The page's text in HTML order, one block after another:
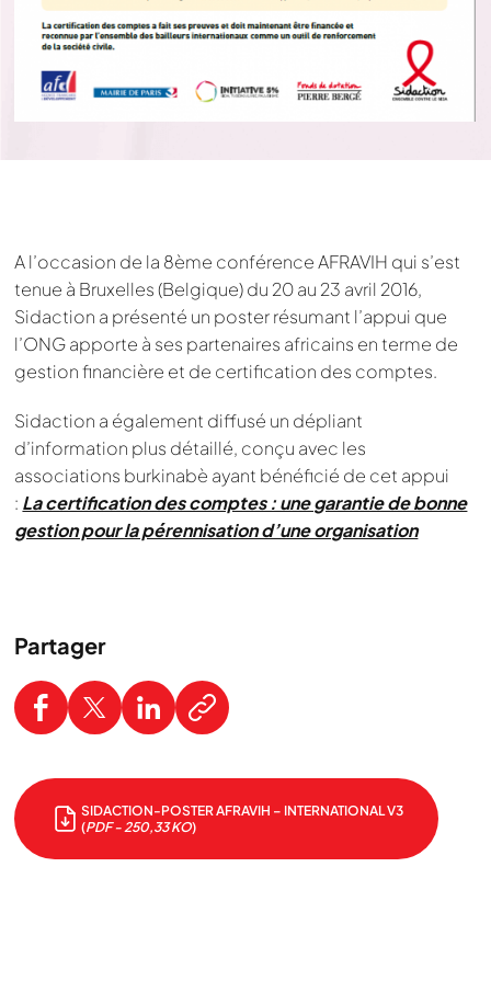
A l’occasion de la 8ème conférence AFRAVIH qui s’est
tenue à Bruxelles (Belgique) du 20 au 23 avril 2016,
Sidaction a présenté un poster résumant l’appui que
l’ONG apporte à ses partenaires africains en terme de
gestion financière et de certification des comptes.
Sidaction a également diffusé un dépliant
d’information plus détaillé, conçu avec les
associations burkinabè ayant bénéficié de cet appui
: La certification des comptes : une garantie de bonne
gestion pour la pérennisation d’une organisation
Partager
SIDACTION-POSTER AFRAVIH – INTERNATIONAL V3
(PDF - 250,33 KO)